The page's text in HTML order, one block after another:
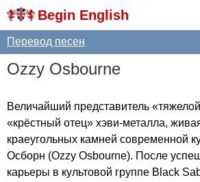
Begin English
Перевод песен
Ozzy Osbourne
Величайший представитель
«крёстный отец» хэви-металла,
краеугольных камней современной
Осборн (Ozzy Osbourne). После
карьеры в культовой группе Black